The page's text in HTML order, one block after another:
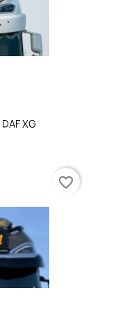
XG
favorite_border